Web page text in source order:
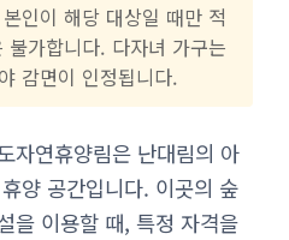
인이 해당 대상일 때만 적
가합니다. 다자녀 가구는
감면이 인정됩니다.
자연휴양림은 난대림의 아
양 공간입니다. 이곳의 숲
을 이용할 때, 특정 자격을